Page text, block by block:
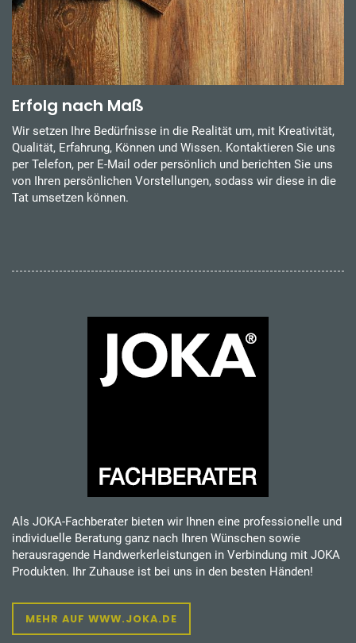
Erfolg nach Maß
Wir setzen Ihre Bedürfnisse in die Realität um, mit Kreativität,
Qualität, Erfahrung, Können und Wissen. Kontaktieren Sie uns
per Telefon, per E-Mail oder persönlich und berichten Sie uns
von Ihren persönlichen Vorstellungen, sodass wir diese in die
Tat umsetzen können.
Als JOKA-Fachberater bieten wir Ihnen eine professionelle und
individuelle Beratung ganz nach Ihren Wünschen sowie
herausragende Handwerkerleistungen in Verbindung mit JOKA
Produkten. Ihr Zuhause ist bei uns in den besten Händen!
MEHR AUF WWW.JOKA.DE